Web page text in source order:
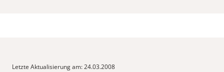
Letzte Aktualisierung am: 24.03.2008